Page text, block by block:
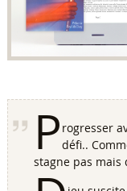
P rogresser
défi..
stagne pas mais